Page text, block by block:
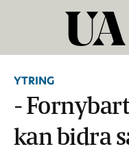
YTRING
-
kan bidra